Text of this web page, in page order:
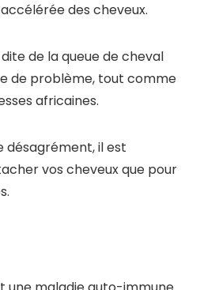
des cheveux.
de la queue de cheval
de problème, tout comme
africaines.
désagrément, il est
vos cheveux que pour